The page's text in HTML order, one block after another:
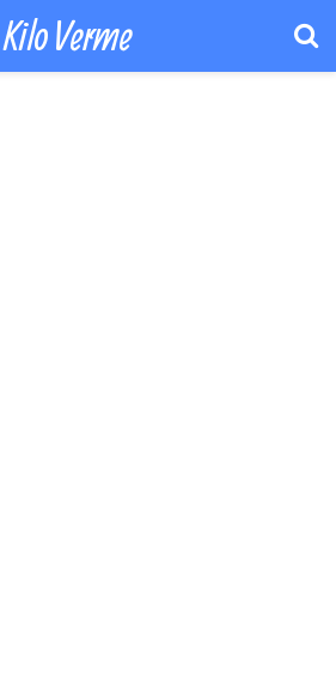
Kilo Verme